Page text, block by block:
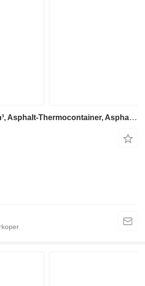
Thermomulde 3 m³, Asphalt-Thermocontainer, Asphaltbox